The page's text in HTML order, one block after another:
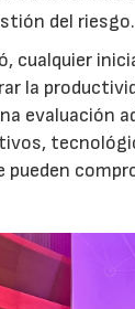
del riesgo.
cualquier
la
evaluación
pueden